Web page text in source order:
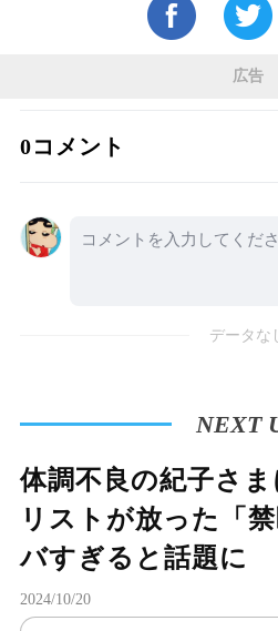
の間で物議を醸しています
広告
0コメント
データな
NEXT
体調不良の紀子さ
リストが放った「
バすぎると話題に
2024/10/20